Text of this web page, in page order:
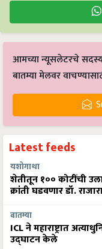
आमच्या न्यूसलेटरचे सदस्य
बातम्या मेलवर
Latest feeds
यशोगाथा
शेतीतून १०० कोटींची
क्रांती घडवणार डॉ.
बातम्या
ICL ने महाराष्ट्रात
उद्घाटन केले